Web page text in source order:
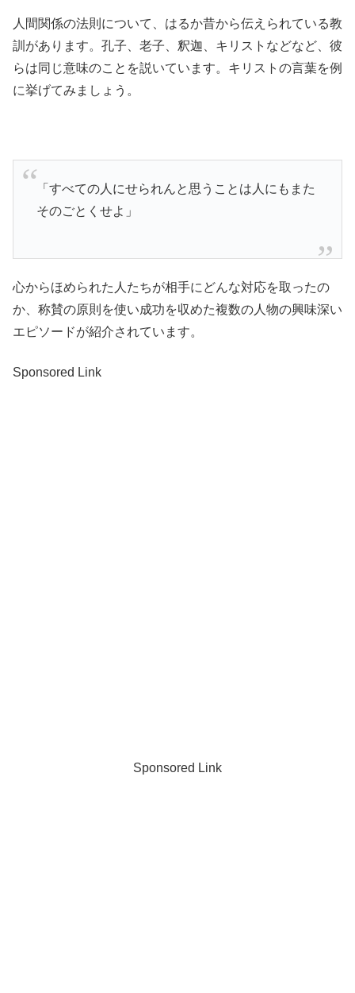
人間関係の法則について、はるか昔から伝えられている教
訓があります。孔子、老子、釈迦、キリストなどなど、彼
らは同じ意味のことを説いています。キリストの言葉を例
に挙げてみましょう。
「すべての人にせられんと思うことは人にもまた
そのごとくせよ」
心からほめられた人たちが相手にどんな対応を取ったの
か、称賛の原則を使い成功を収めた複数の人物の興味深い
エピソードが紹介されています。
Sponsored Link
Sponsored Link